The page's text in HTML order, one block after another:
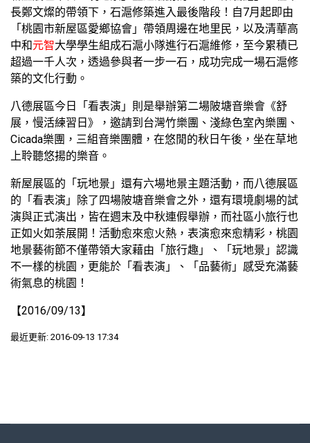
長鄭文燦的帶領下，石滬修築進入最後階段！自7月起即由
「桃園市新屋區愛鄉協會」帶領周邊在地里民，以及清華高
中和元智大學學生組成石滬小隊進行石滬維修，至今累積已
超過一千人次，透過參與者一步一石，成功完成一場石滬修
築的文化行動。
八德展區今日「看表演」則是舉辦第二場陂塘音樂會《舒
展，慢活練習日》，邀請到台灣竹樂團、淺綠色室內樂團、
Cicada樂團，三組音樂團體，在悠閒的秋日午後，坐在草地
上聆聽悠揚的樂音。
新屋展區的「玩地景」還有六場地景主題活動，而八德展區
的「看表演」除了四場陂塘音樂會之外，還有環境劇場的試
演與正式演出，皆在週末及中秋連假舉辦，而社區小旅行也
正如火如荼展開！活動愈來愈火熱，表演愈來愈精彩，桃園
地景藝術節不僅帶領大家藉由「旅行趣」、「玩地景」認識
不一樣的桃園，更能於「看表演」、「品藝術」感受充滿藝
術氣息的桃園！
【2016/09/13】
最近更新: 2016-09-13 17:34